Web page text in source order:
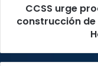
Torre
de
del
CCSS urge
construcción